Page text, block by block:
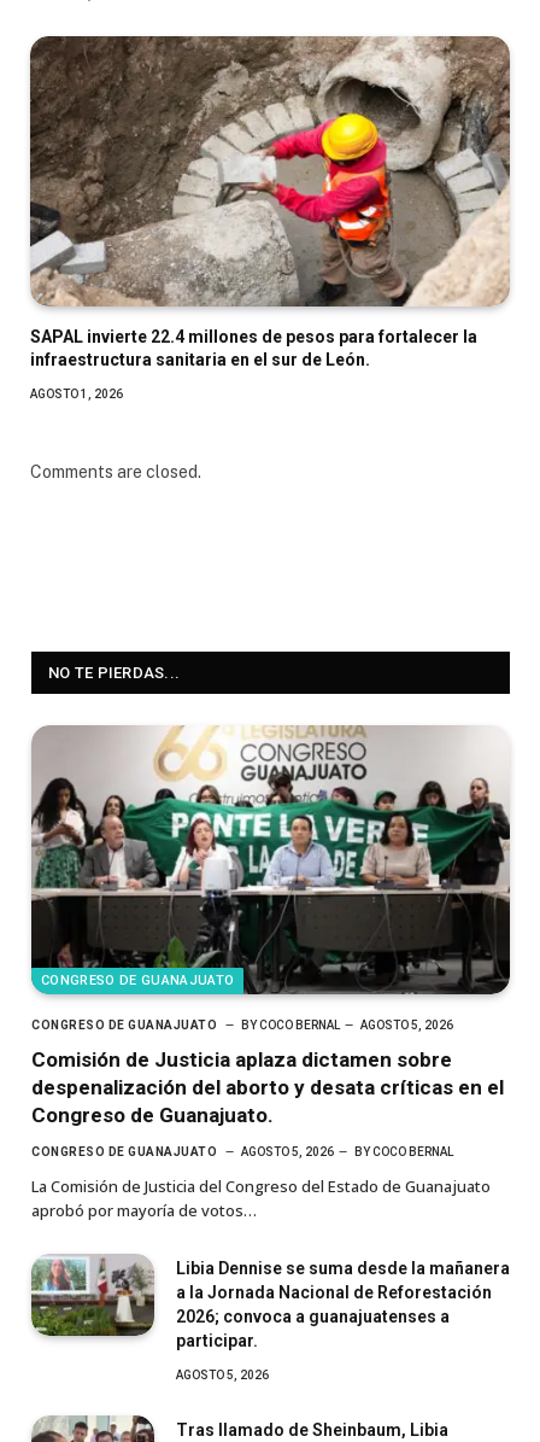
SAPAL invierte 22.4 millones de pesos para fortalecer la
infraestructura sanitaria en el sur de León.
AGOSTO 1, 2026
Comments are closed.
NO TE PIERDAS...
CONGRESO DE GUANAJUATO
CONGRESO DE GUANAJUATO BYCOCO BERNAL AGOSTO 5, 2026
Comisión de Justicia aplaza dictamen sobre
despenalización del aborto y desata críticas en el
Congreso de Guanajuato.
CONGRESO DE GUANAJUATO AGOSTO 5, 2026 BYCOCO BERNAL
La Comisión de Justicia del Congreso del Estado de Guanajuato
aprobó por mayoría de votos…
Libia Dennise se suma desde la mañanera
a la Jornada Nacional de Reforestación
2026; convoca a guanajuatenses a
participar.
AGOSTO 5, 2026
Tras llamado de Sheinbaum, Libia